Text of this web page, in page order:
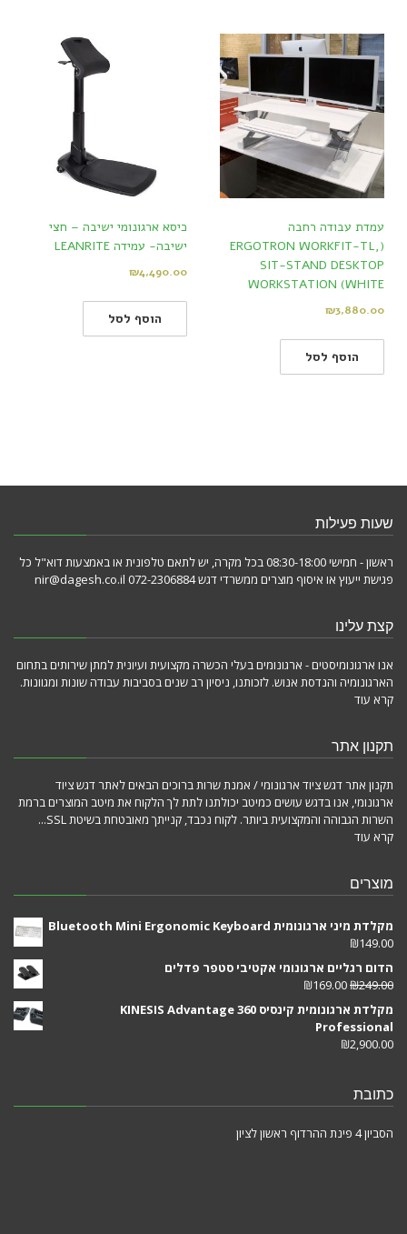
עמדת עבודה רחבה
(ERGOTRON WORKFIT-TL,
SIT-STAND DESKTOP
WORKSTATION (WHITE
₪3,880.00
הוסף לסל
כיסא ארגונומי ישיבה – חצי
ישיבה- עמידה LEANRITE
₪4,490.00
הוסף לסל
שעות פעילות
ראשון - חמישי 08:30-18:00 בכל מקרה, יש לתאם טלפונית או באמצעות דוא"ל כל
פגישת ייעוץ או איסוף מוצרים ממשרדי דגש 072-2306884 nir@dagesh.co.il
קצת עלינו
אנו ארגונומיסטים - ארגונומים בעלי הכשרה מקצועית ועיונית למתן שירותים בתחום
הארגונומיה והנדסת אנוש. לזכותנו, ניסיון רב שנים בסביבות עבודה שונות ומגוונות.
קרא עוד
תקנון אתר
תקנון אתר דגש ציוד ארגונומי / אמנת שרות ברוכים הבאים לאתר דגש ציוד
ארגונומי, אנו בדגש עושים כמיטב יכולתנו לתת לך הלקוח את מיטב המוצרים ברמת
השרות הגבוהה והמקצועית ביותר. לקוח נכבד, קנייתך מאובטחת בשיטת SSL...
קרא עוד
מוצרים
מקלדת מיני ארגונומית Bluetooth Mini Ergonomic Keyboard
₪149.00
הדום רגליים ארגונומי אקטיבי סטפר פדלים
₪249.00
₪169.00
מקלדת ארגונומית קינסיס KINESIS Advantage 360
Professional
₪2,900.00
כתובת
הסביון 4 פינת ההרדוף ראשון לציון